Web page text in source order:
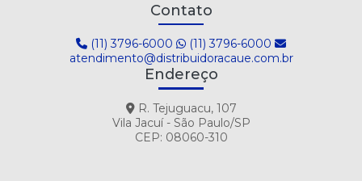
Contato
(11) 3796-6000
(11) 3796-6000
atendimento@distribuidoracaue.com.br
Endereço
R. Tejuguacu, 107
Vila Jacuí - São Paulo/SP
CEP: 08060-310